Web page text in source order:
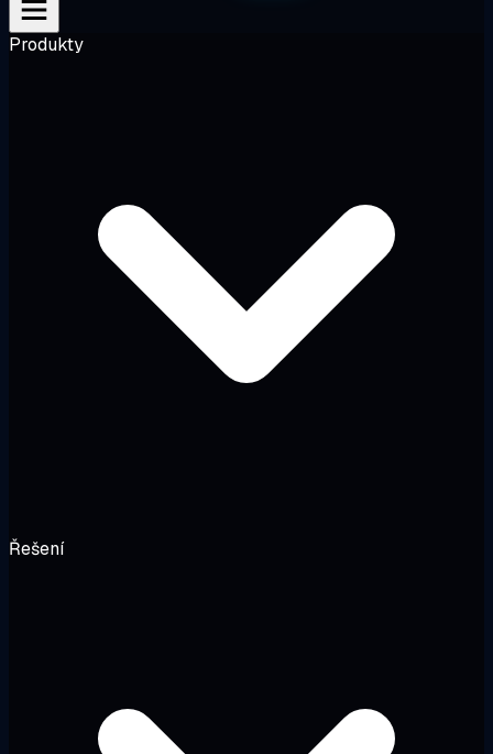
Produkty
Řešení